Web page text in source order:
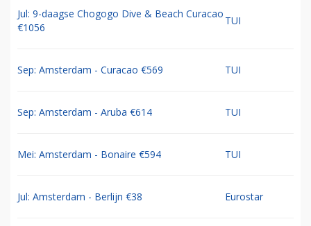
Jul: 9-daagse Chogogo Dive & Beach Curacao
€1056
TUI
Sep: Amsterdam - Curacao €569 TUI
Sep: Amsterdam - Aruba €614 TUI
Mei: Amsterdam - Bonaire €594 TUI
Jul: Amsterdam - Berlijn €38 Eurostar